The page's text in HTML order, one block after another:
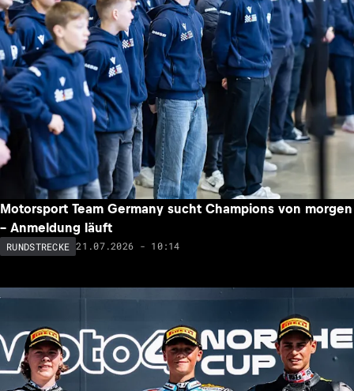
Motorsport Team Germany sucht Champions von morgen
– Anmeldung läuft
RUNDSTRECKE 21.07.2026 - 10:14